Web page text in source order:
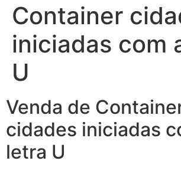
Container
iniciadas com
U
Venda de
cidades iniciadas
letra U